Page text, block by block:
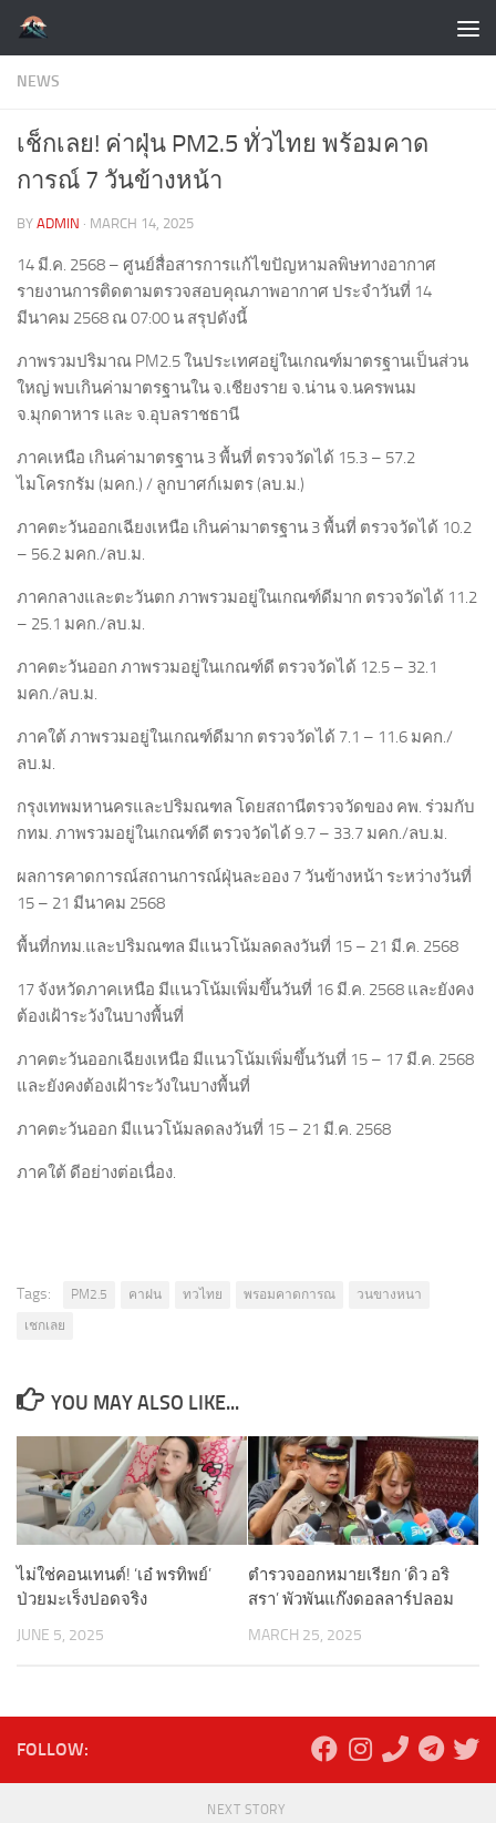
Skip to content
NEWS
เช็กเลย! ค่าฝุ่น PM2.5 ทั่วไทย พร้อมคาด
การณ์ 7 วันข้างหน้า
BY ADMIN · MARCH 14, 2025
14 มี.ค. 2568 – ศูนย์สื่อสารการแก้ไขปัญหามลพิษทางอากาศ
รายงานการติดตามตรวจสอบคุณภาพอากาศ ประจำวันที่ 14
มีนาคม 2568 ณ 07:00 น สรุปดังนี้
ภาพรวมปริมาณ PM2.5 ในประเทศอยู่ในเกณฑ์มาตรฐานเป็นส่วน
ใหญ่ พบเกินค่ามาตรฐานใน จ.เชียงราย จ.น่าน จ.นครพนม
จ.มุกดาหาร และ จ.อุบลราชธานี
ภาคเหนือ เกินค่ามาตรฐาน 3 พื้นที่ ตรวจวัดได้ 15.3 – 57.2
ไมโครกรัม (มคก.) / ลูกบาศก์เมตร (ลบ.ม.)
ภาคตะวันออกเฉียงเหนือ เกินค่ามาตรฐาน 3 พื้นที่ ตรวจวัดได้ 10.2
– 56.2 มคก./ลบ.ม.
ภาคกลางและตะวันตก ภาพรวมอยู่ในเกณฑ์ดีมาก ตรวจวัดได้ 11.2
– 25.1 มคก./ลบ.ม.
ภาคตะวันออก ภาพรวมอยู่ในเกณฑ์ดี ตรวจวัดได้ 12.5 – 32.1
มคก./ลบ.ม.
ภาคใต้ ภาพรวมอยู่ในเกณฑ์ดีมาก ตรวจวัดได้ 7.1 – 11.6 มคก./
ลบ.ม.
กรุงเทพมหานครและปริมณฑล โดยสถานีตรวจวัดของ คพ. ร่วมกับ​ ​
กทม. ภาพรวมอยู่ในเกณฑ์ดี ตรวจวัดได้ 9.7 – 33.7 มคก./ลบ.ม.
ผลการคาดการณ์สถานการณ์ฝุ่นละออง 7 วันข้างหน้า ระหว่างวันที่
15 – 21 มีนาคม 2568
พื้นที่กทม.และปริมณฑล มีแนวโน้มลดลงวันที่ 15 – 21 มี.ค. 2568
17 จังหวัดภาคเหนือ มีแนวโน้มเพิ่มขึ้นวันที่ 16 มี.ค. 2568 และยังคง
ต้องเฝ้าระวังในบางพื้นที่
ภาคตะวันออกเฉียงเหนือ มีแนวโน้มเพิ่มขึ้นวันที่ 15 – 17 มี.ค. 2568
และยังคงต้องเฝ้าระวังในบางพื้นที่
ภาคตะวันออก มีแนวโน้มลดลงวันที่ 15 – 21 มี.ค. 2568
ภาคใต้ ดีอย่างต่อเนื่อง.
Tags: PM2.5 คาฝน ทวไทย พรอมคาดการณ
วนขางหนา
เชกเลย
YOU MAY ALSO LIKE...
ไม่ใช่คอนเทนต์! ‘เอ๋ พรทิพย์’
ป่วยมะเร็งปอดจริง
JUNE 5, 2025
ตำรวจออกหมายเรียก ‘ดิว อริ
สรา’ พัวพันแก๊งดอลลาร์ปลอม
MARCH 25, 2025
FOLLOW:
NEXT STORY